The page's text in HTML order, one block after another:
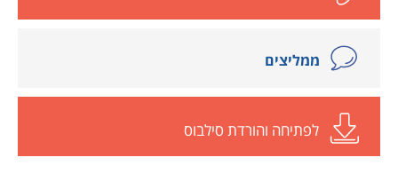
ממליצים
לפתיחה והורדת סילבוס